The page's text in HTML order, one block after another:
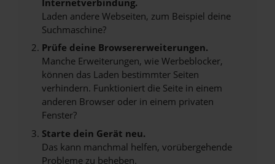
Laden andere Webseiten, zum Beispiel deine
Suchmaschine?
Prüfe deine Browsererweiterungen.
Manche Erweiterungen, wie Werbeblocker,
können das Laden bestimmter Seiten
verhindern. Funktioniert die Seite in einem
anderen Browser oder in einem privaten
Fenster?
Starte dein Gerät neu.
Das kann manchmal helfen, vorübergehende
Probleme zu beheben.